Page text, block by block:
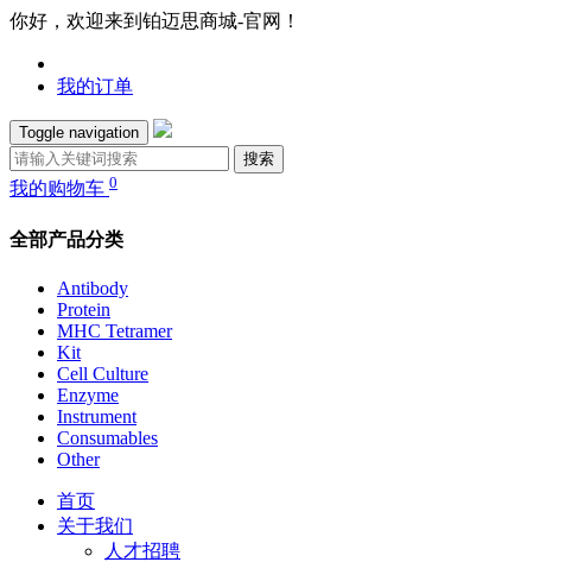
你好，欢迎来到铂迈思商城-官网！
我的订单
Toggle navigation
搜索
我的购物车 0
全部产品分类
Antibody
Protein
MHC Tetramer
Kit
Cell Culture
Enzyme
Instrument
Consumables
Other
首页
关于我们
人才招聘